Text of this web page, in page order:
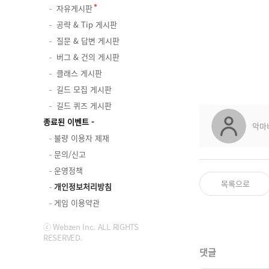
자유게시판
공략 & Tip 게시판
질문 & 답변 게시판
버그 & 건의 게시판
클래스 게시판
길드 모집 게시판
길드 퀴즈 게시판
종료된 이벤트
불량 이용자 제재
문의/신고
운영정책
개인정보처리방침
게임 이용약관
ⓒ Webzen Inc. ALL RIGHTS
RESERVED.
악마
목록으로
댓글